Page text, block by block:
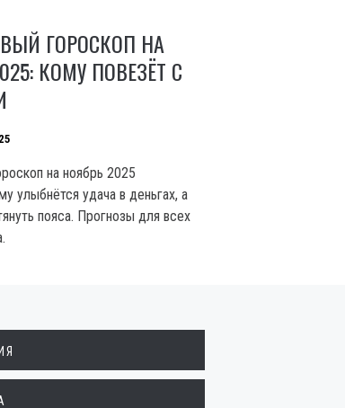
ГОРОСКОП НА
КОМУ ПОВЕЗЁТ С
на ноябрь 2025
улыбнётся удача в деньгах, а
пояса. Прогнозы для всех